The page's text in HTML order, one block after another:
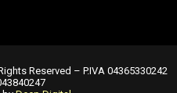
Reserved – P.IVA 04365330242